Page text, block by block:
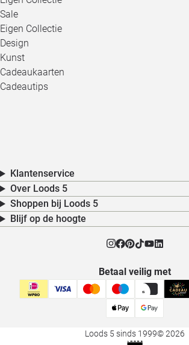
Sale
Eigen Collectie
Design
Kunst
Cadeaukaarten
Cadeautips
Klantenservice
Over Loods 5
Shoppen bij Loods 5
Blijf op de hoogte
Betaal veilig met
Loods 5 sinds 1999© 2026